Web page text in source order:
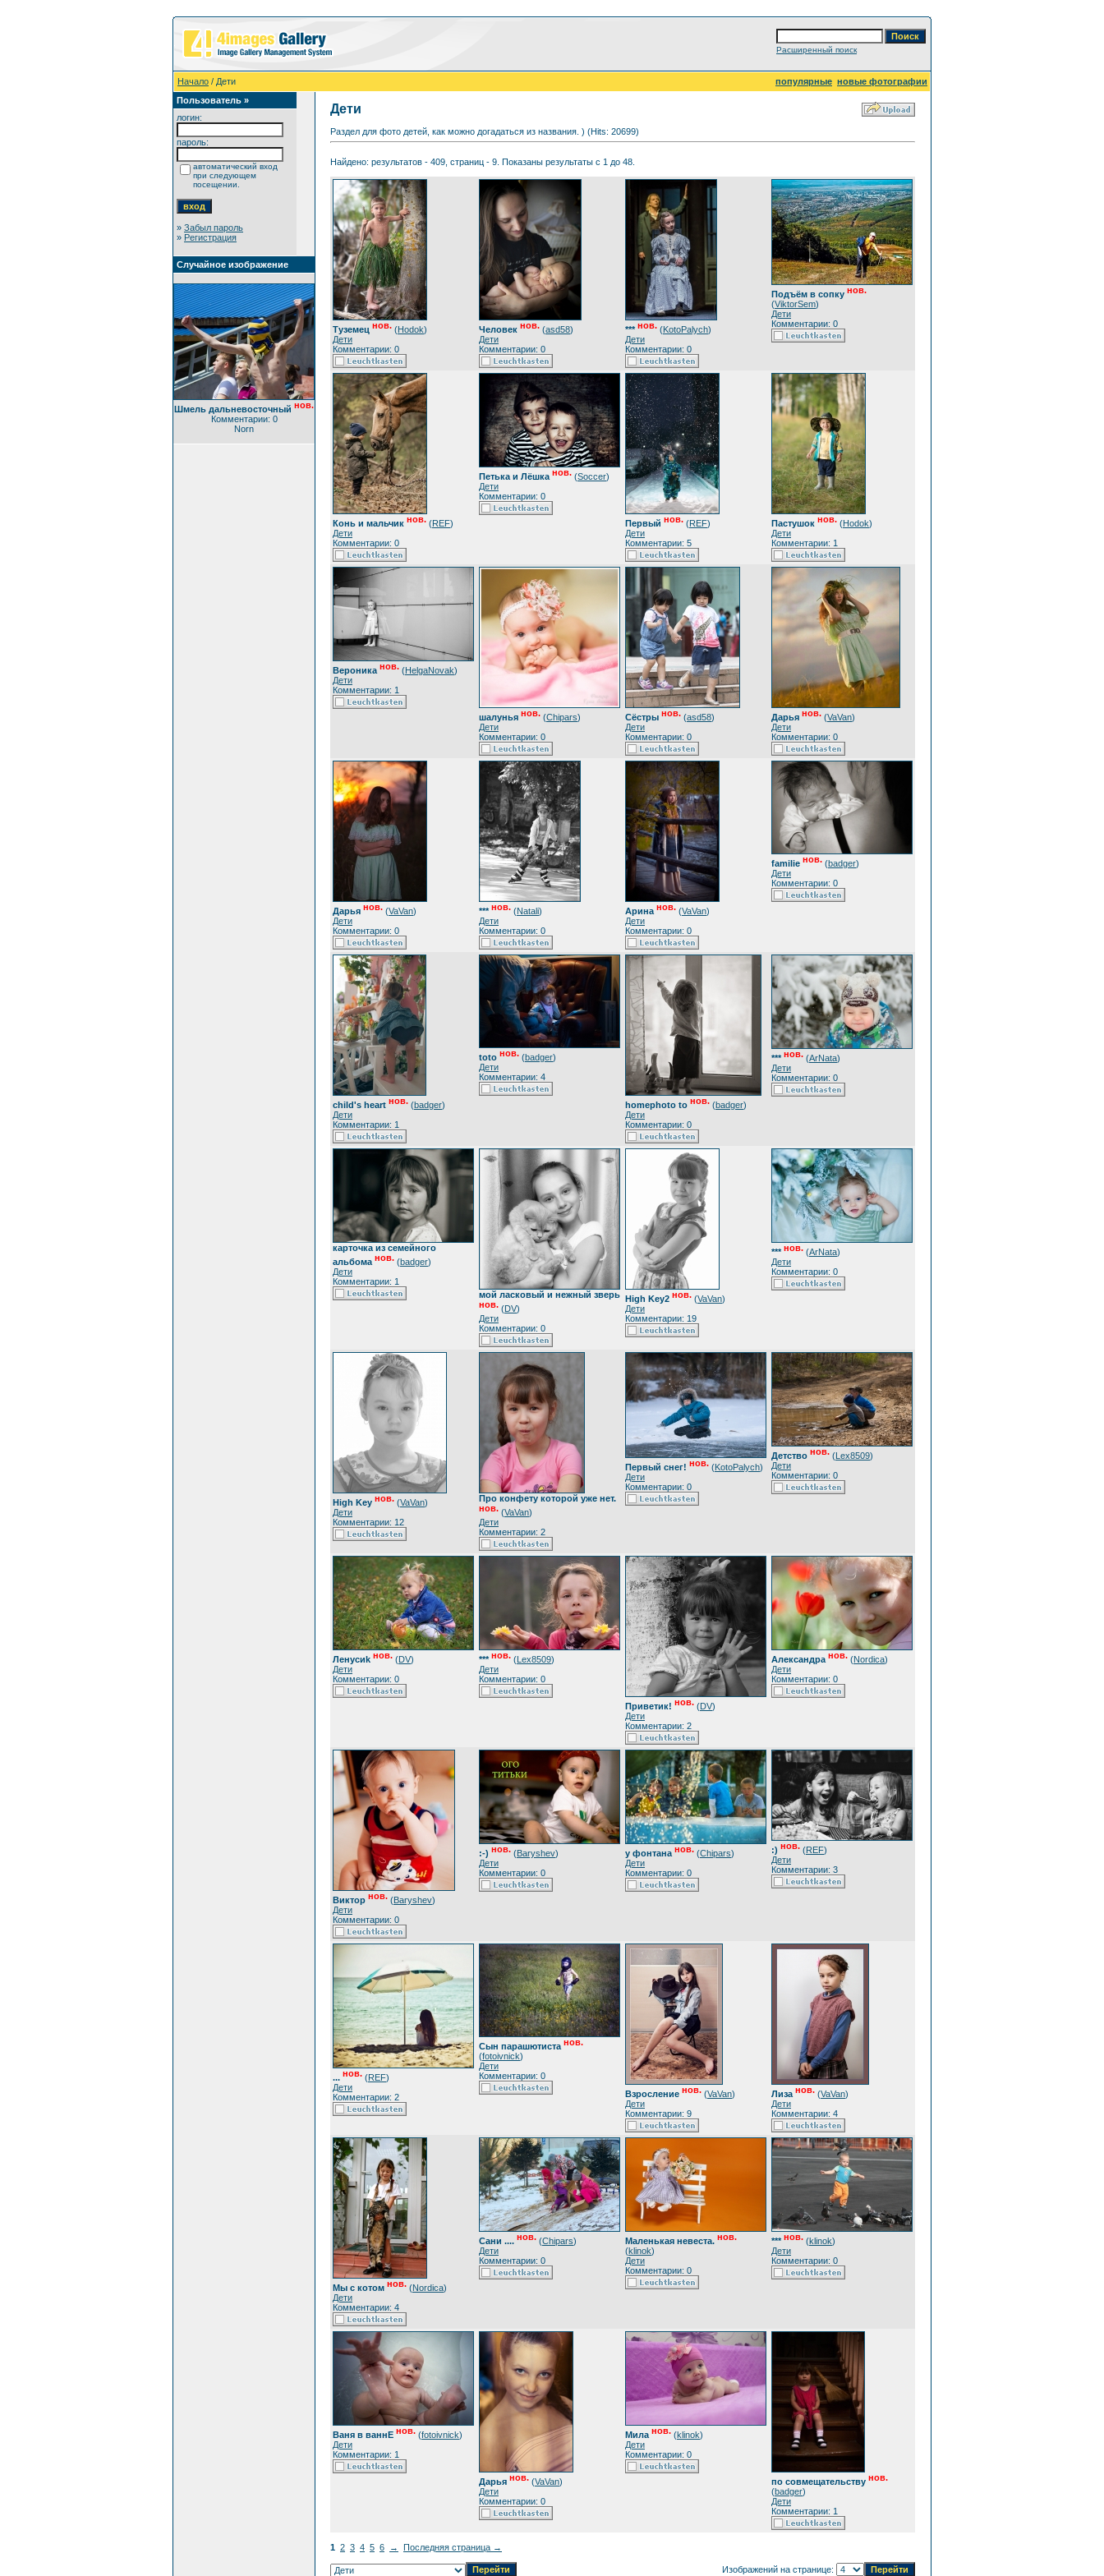
Расширенный поиск
Начало / Дети популярные новые фотографии
Пользователь »
логин:
пароль:
автоматический вход
при следующем
посещении.
» Забыл пароль
» Регистрация
Случайное изображение
Шмель дальневосточный нов.
Комментарии: 0
Norn
Дети
Раздел для фото детей, как можно догадаться из названия. ) (Hits: 20699)
Найдено: результатов - 409, страниц - 9. Показаны результаты с 1 до 48.
Туземец нов. (Hodok)
Дети
Комментарии: 0
Человек нов. (asd58)
Дети
Комментарии: 0
*** нов. (KotoPalych)
Дети
Комментарии: 0
Подъём в сопку нов.
(ViktorSem)
Дети
Комментарии: 0
Конь и мальчик нов. (REF)
Дети
Комментарии: 0
Петька и Лёшка нов. (Soccer)
Дети
Комментарии: 0
Первый нов. (REF)
Дети
Комментарии: 5
Пастушок нов. (Hodok)
Дети
Комментарии: 1
Вероника нов. (HelgaNovak)
Дети
Комментарии: 1
шалунья нов. (Chipars)
Дети
Комментарии: 0
Сёстры нов. (asd58)
Дети
Комментарии: 0
Дарья нов. (VaVan)
Дети
Комментарии: 0
Дарья нов. (VaVan)
Дети
Комментарии: 0
*** нов. (Natali)
Дети
Комментарии: 0
Арина нов. (VaVan)
Дети
Комментарии: 0
familie нов. (badger)
Дети
Комментарии: 0
child's heart нов. (badger)
Дети
Комментарии: 1
toto нов. (badger)
Дети
Комментарии: 4
homephoto to нов. (badger)
Дети
Комментарии: 0
*** нов. (ArNata)
Дети
Комментарии: 0
карточка из семейного
альбома нов. (badger)
Дети
Комментарии: 1
мой ласковый и нежный зверь
нов. (DV)
Дети
Комментарии: 0
High Key2 нов. (VaVan)
Дети
Комментарии: 19
*** нов. (ArNata)
Дети
Комментарии: 0
High Key нов. (VaVan)
Дети
Комментарии: 12
Про конфету которой уже нет.
нов. (VaVan)
Дети
Комментарии: 2
Первый снег! нов. (KotoPalych)
Дети
Комментарии: 0
Детство нов. (Lex8509)
Дети
Комментарии: 0
Ленусиk нов. (DV)
Дети
Комментарии: 0
*** нов. (Lex8509)
Дети
Комментарии: 0
Приветик! нов. (DV)
Дети
Комментарии: 2
Александра нов. (Nordica)
Дети
Комментарии: 0
Виктор нов. (Baryshev)
Дети
Комментарии: 0
:-) нов. (Baryshev)
Дети
Комментарии: 0
у фонтана нов. (Chipars)
Дети
Комментарии: 0
:) нов. (REF)
Дети
Комментарии: 3
... нов. (REF)
Дети
Комментарии: 2
Сын парашютиста нов.
(fotoivnick)
Дети
Комментарии: 0
Взросление нов. (VaVan)
Дети
Комментарии: 9
Лиза нов. (VaVan)
Дети
Комментарии: 4
Мы с котом нов. (Nordica)
Дети
Комментарии: 4
Сани .... нов. (Chipars)
Дети
Комментарии: 0
Маленькая невеста. нов.
(klinok)
Дети
Комментарии: 0
*** нов. (klinok)
Дети
Комментарии: 0
Ваня в ваннЕ нов. (fotoivnick)
Дети
Комментарии: 1
Дарья нов. (VaVan)
Дети
Комментарии: 0
Мила нов. (klinok)
Дети
Комментарии: 0
по совмещательству нов.
(badger)
Дети
Комментарии: 1
1 2 3 4 5 6 → Последняя страница →
Изображений на странице: